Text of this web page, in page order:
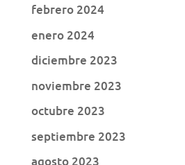
febrero 2024
enero 2024
diciembre 2023
noviembre 2023
octubre 2023
septiembre 2023
agosto 2023